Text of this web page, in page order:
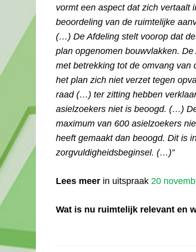
vormt een aspect dat zich vertaalt
beoordeling van de ruimtelijke
(…) De Afdeling stelt voorop dat
plan opgenomen bouwvlakken.
met betrekking tot de omvang van
het plan zich niet verzet tegen
raad (…) ter zitting hebben
asielzoekers niet is beoogd. (…)
maximum van 600 asielzoekers
heeft gemaakt dan beoogd. Dit is
zorgvuldigheidsbeginsel. (…)”
Lees meer in uitspraak 20
Wat is nu ruimtelijk relevant en